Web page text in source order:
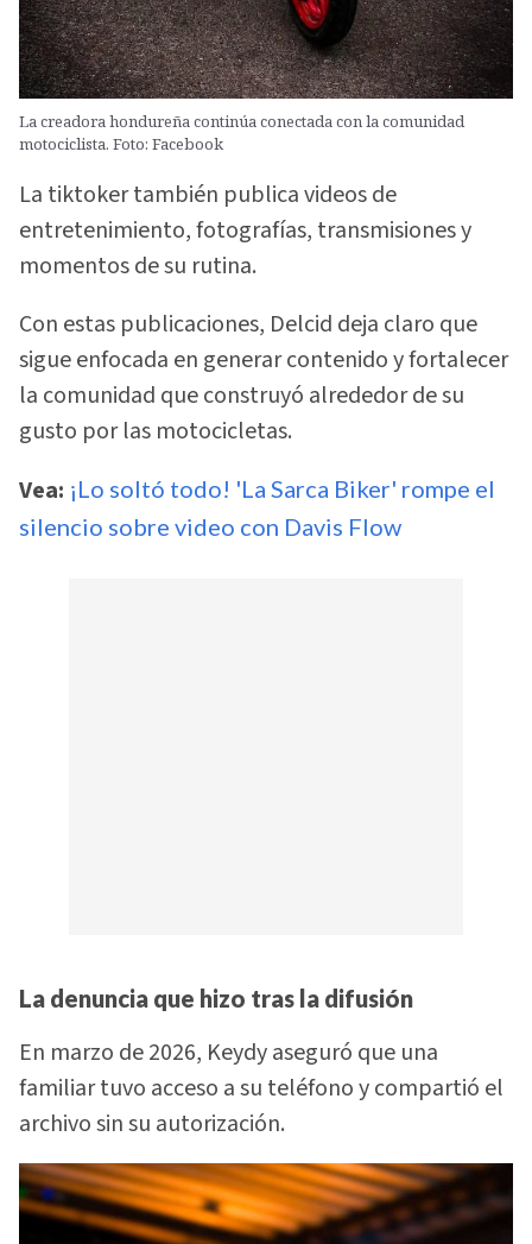
La creadora hondureña continúa conectada con la comunidad
motociclista. Foto: Facebook
La tiktoker también publica videos de
entretenimiento, fotografías, transmisiones y
momentos de su rutina.
Con estas publicaciones, Delcid deja claro que
sigue enfocada en generar contenido y fortalecer
la comunidad que construyó alrededor de su
gusto por las motocicletas.
Vea: ¡Lo soltó todo! 'La Sarca Biker' rompe el
silencio sobre video con Davis Flow
La denuncia que hizo tras la difusión
En marzo de 2026, Keydy aseguró que una
familiar tuvo acceso a su teléfono y compartió el
archivo sin su autorización.